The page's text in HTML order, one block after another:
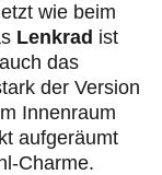
wie beim
Lenkrad ist
das
der Version
Innenraum
aufgeräumt
Charme.